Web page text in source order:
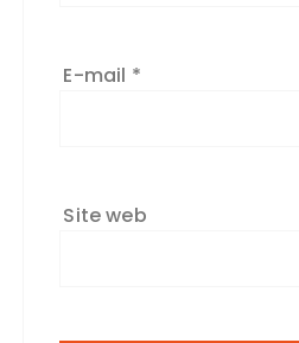
E-mail *
Site web